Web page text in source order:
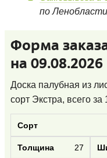
по Ленобласти
Форма
на 09.08.2026
Доска палубная из
сорт Экстра, всего за
27